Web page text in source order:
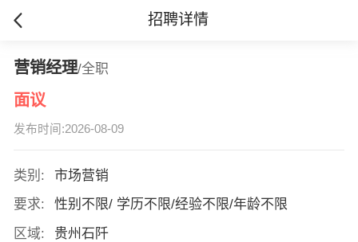
招聘详情
营销经理/全职
面议
发布时间:2026-08-09
类别:
市场营销
要求:
性别不限/ 学历不限/经验不限/年龄不限
区域:
贵州石阡